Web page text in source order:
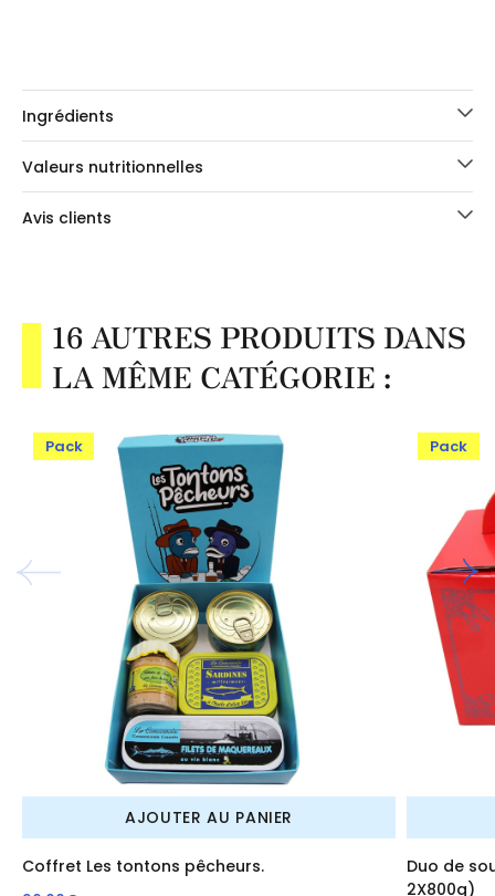
Ingrédients
Valeurs nutritionnelles
Avis clients
16 AUTRES PRODUITS DANS
LA MÊME CATÉGORIE :
Pack
AJOUTER AU PANIER
Coffret Les tontons pêcheurs.
Pack
Duo de
2X800g)